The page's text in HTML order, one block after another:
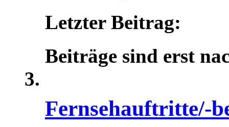
Letzter Beitrag:
Beiträge sind erst
Fernsehauftritte/-